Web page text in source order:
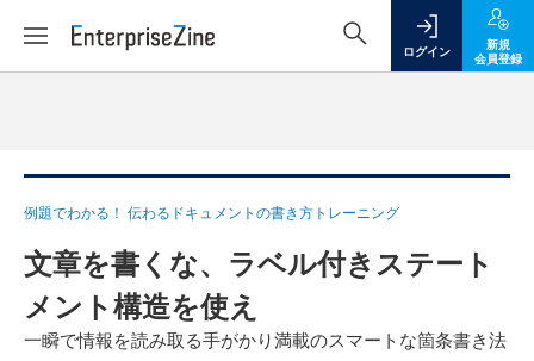
ログイン
新規
会員登録
例題でわかる！ 伝わるドキュメントの書き方トレーニング
文章を書くな、ラベル付きステート
メント構造を使え
一瞬で情報を読み取る手がかり満載のスマートな箇条書き法